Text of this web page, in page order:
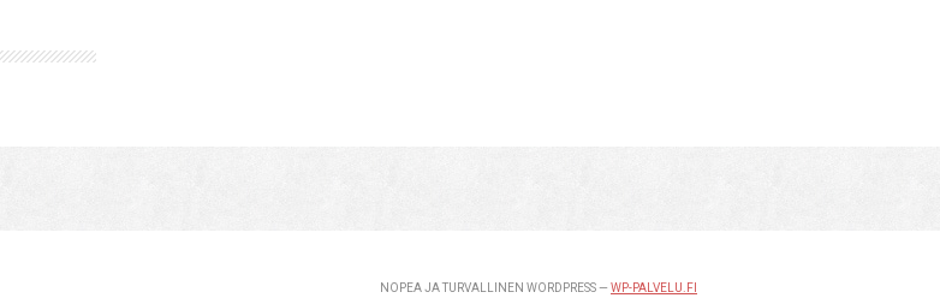
NOPEA JA TURVALLINEN WORDPRESS — WP-PALVELU.FI